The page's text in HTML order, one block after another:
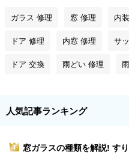
ガラス 修理 窓 修理 内装
ドア 修理 内窓 修理 サ
ドア 交換 雨どい 修理
人気記事ランキング
1
窓ガラスの種類を解説! す